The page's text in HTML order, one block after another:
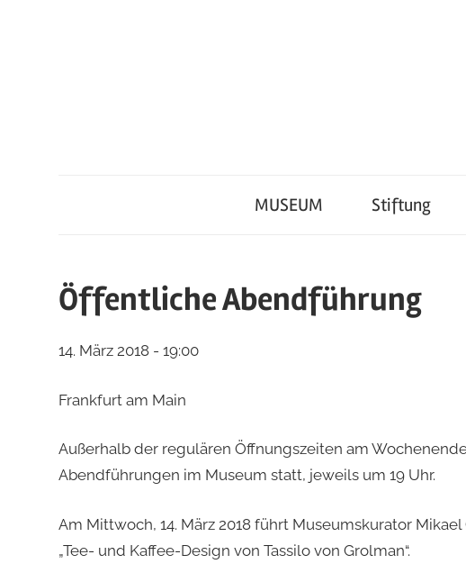
e.V.
Tafelkultur
MUSEUM Stiftung
Öffentliche Abendführung
14. März 2018 - 19:00
Frankfurt am Main
Außerhalb der regulären Öffnungszeiten am
Abendführungen im Museum statt, jeweils um 19 Uhr.
Am Mittwoch, 14. März 2018 führt Museumskurator
„Tee- und Kaffee-Design von Tassilo von Grolman“.